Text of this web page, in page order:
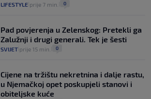
LIFESTYLE prije 7 min. 0
Pad povjerenja u Zelenskog: Pretekli ga
Zalužnji i drugi generali. Tek je šesti
SVIJET prije 15 min. 0
Cijene na tržištu nekretnina i dalje rastu,
u Njemačkoj opet poskupjeli stanovi i
obiteljske kuće